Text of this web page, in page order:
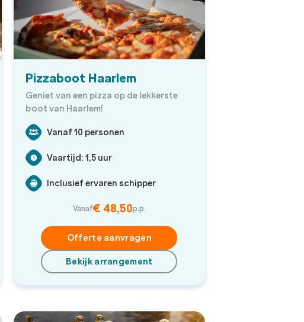
Pizzaboot Haarlem
Geniet van een pizza op de lekkerste
boot van Haarlem!
Vanaf 10 personen
Vaartijd: 1,5 uur
Inclusief ervaren schipper
Vanaf€ 48,50p.p.
Offerte aanvragen
Bekijk arrangement